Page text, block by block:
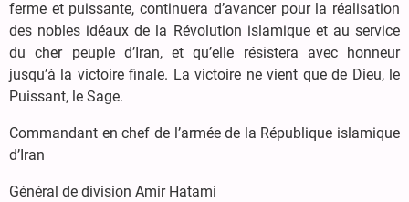
ferme et puissante, continuera d’avancer pour la réalisation
des nobles idéaux de la Révolution islamique et au service
du cher peuple d’Iran, et qu’elle résistera avec honneur
jusqu’à la victoire finale. La victoire ne vient que de Dieu, le
Puissant, le Sage.
Commandant en chef de l’armée de la République islamique
d’Iran
Général de division Amir Hatami